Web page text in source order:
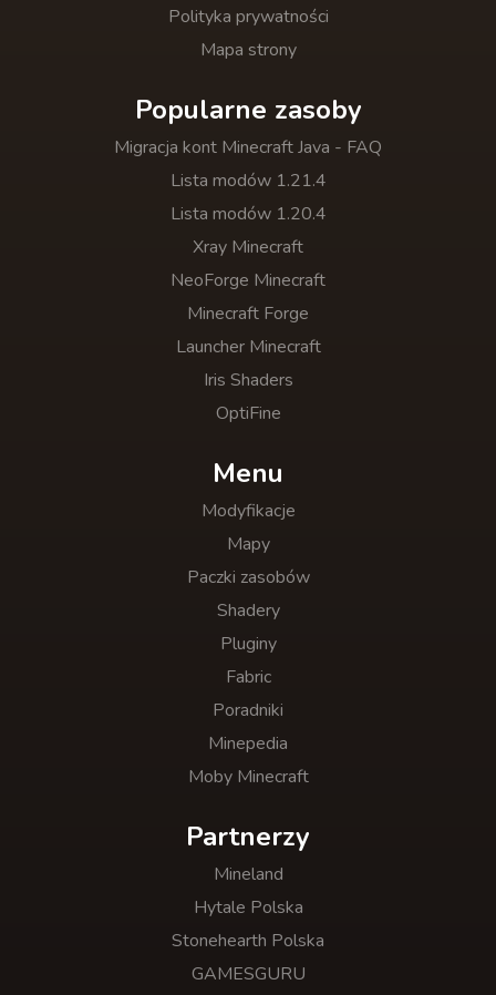
Polityka prywatności
Mapa strony
Popularne zasoby
Migracja kont Minecraft Java - FAQ
Lista modów 1.21.4
Lista modów 1.20.4
Xray Minecraft
NeoForge Minecraft
Minecraft Forge
Launcher Minecraft
Iris Shaders
OptiFine
Menu
Modyfikacje
Mapy
Paczki zasobów
Shadery
Pluginy
Fabric
Poradniki
Minepedia
Moby Minecraft
Partnerzy
Mineland
Hytale Polska
Stonehearth Polska
GAMESGURU